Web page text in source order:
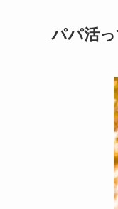
パパ活